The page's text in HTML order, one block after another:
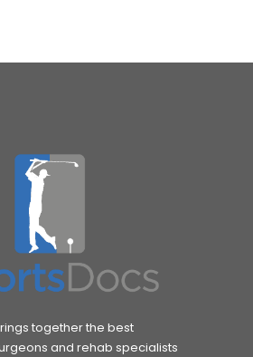
together the best
and rehab specialists